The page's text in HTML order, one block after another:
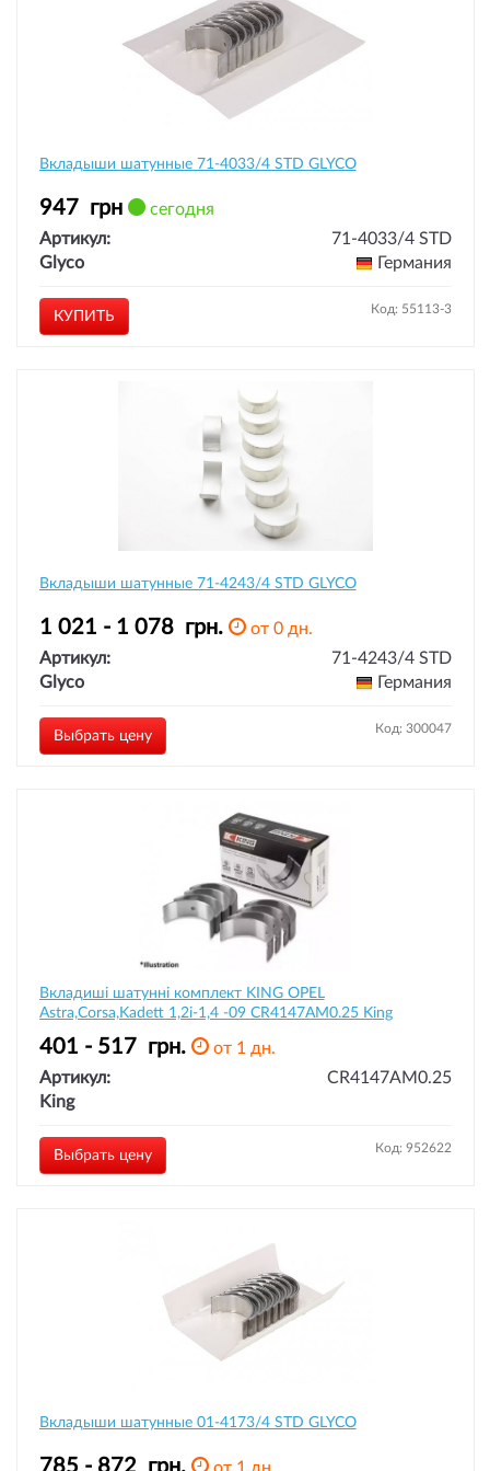
Вкладыши шатунные 71-4033/4 STD GLYCO
947 грн
сегодня
Артикул:
71-4033/4 STD
Glyco
Германия
КУПИТЬ Код: 55113-3
Вкладыши шатунные 71-4243/4 STD GLYCO
1 021 - 1 078 грн.
от 0 дн.
Артикул:
71-4243/4 STD
Glyco
Германия
Выбрать цену Код: 300047
Вкладиші шатунні комплект KING OPEL
Astra,Corsa,Kadett 1,2i-1,4 -09 CR4147AM0.25 King
401 - 517 грн.
от 1 дн.
Артикул:
CR4147AM0.25
King
Выбрать цену Код: 952622
Вкладыши шатунные 01-4173/4 STD GLYCO
785 - 872 грн.